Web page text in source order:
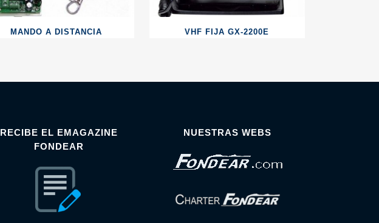
MANDO A DISTANCIA VHF FIJA GX-2200E
RECIBE EL EMAGAZINE
FONDEAR
NUESTRAS WEBS